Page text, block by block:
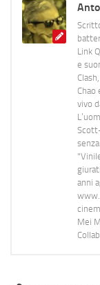
Link
e
Chao
vivo
anni
Mei